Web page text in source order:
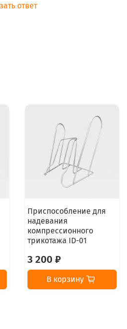
ответ
Приспособление для
надевания
компрессионного
трикотажа ID-01
3 200 ₽
В корзину